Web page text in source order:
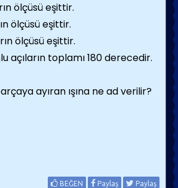
ölçüsü eşittir.
ölçüsü eşittir.
ölçüsü eşittir.
açıların toplamı 180 derecedir.
ayıran ışına ne ad verilir?
BEĞEN Paylaş Paylaş